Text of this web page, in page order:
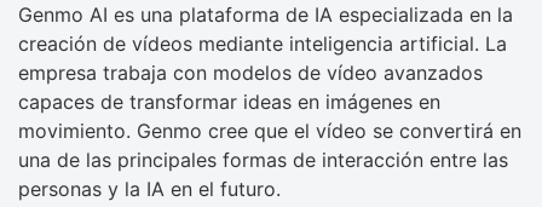
Genmo AI es una plataforma de IA especializada en la
creación de vídeos mediante inteligencia artificial. La
empresa trabaja con modelos de vídeo avanzados
capaces de transformar ideas en imágenes en
movimiento. Genmo cree que el vídeo se convertirá en
una de las principales formas de interacción entre las
personas y la IA en el futuro.